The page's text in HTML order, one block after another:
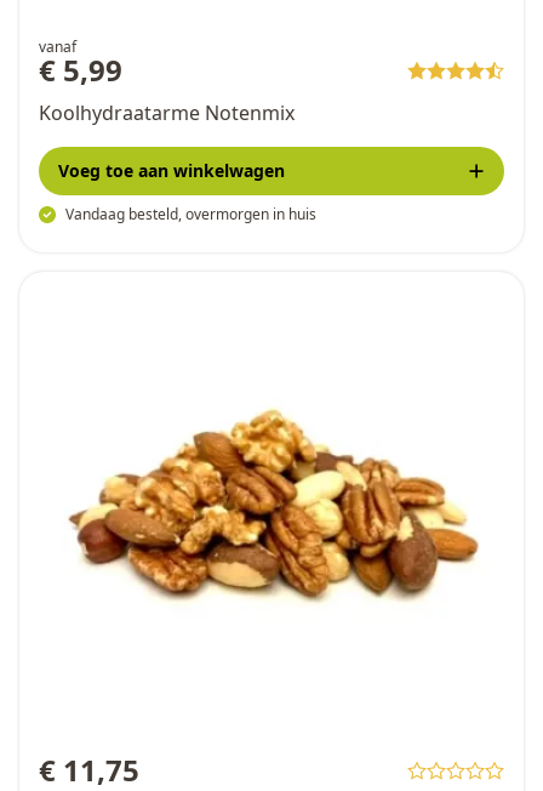
vanaf
€ 5,99
Koolhydraatarme Notenmix
Vandaag besteld, overmorgen in huis
Voeg toe aan winkelwagen
€ 11,75